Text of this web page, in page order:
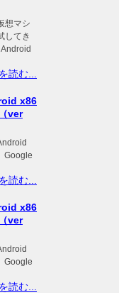
想マシ
してき
読む...
x86
ver
Google
読む...
x86
ver
Google
読む...